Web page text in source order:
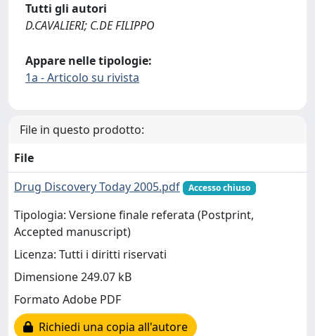
Tutti gli autori
D.CAVALIERI; C.DE FILIPPO
Appare nelle tipologie:
1a - Articolo su rivista
File in questo prodotto:
File
Drug Discovery Today 2005.pdf
Accesso chiuso
Tipologia: Versione finale referata (Postprint,
Accepted manuscript)
Licenza: Tutti i diritti riservati
Dimensione 249.07 kB
Formato Adobe PDF
Richiedi una copia all'autore